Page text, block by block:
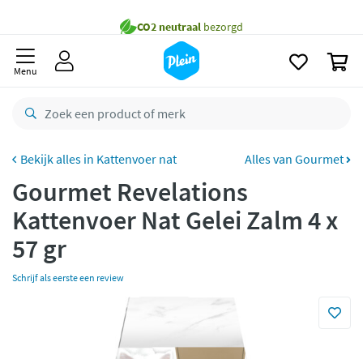
Bestelling uiterlijkmaandag
Gratisretourneren
Betaal met Klarna
Menu
Kattenvoer nat Alles van Gourmet
Gourmet Revelations
Kattenvoer Nat Gelei Zalm 4 x
57 gr
Schrijf als eerste een review